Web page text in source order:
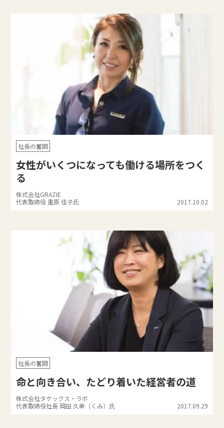
社長の奮闘
女性がいくつになっても働ける場所をつく
る
株式会社GRAZIE
代表取締役 重原 佳子氏
2017.10.02
社長の奮闘
命と向き合い、たどり着いた経営者の道
株式会社タケックス・ラボ
代表取締役社長 岡田 久幸（くみ）氏
2017.09.29